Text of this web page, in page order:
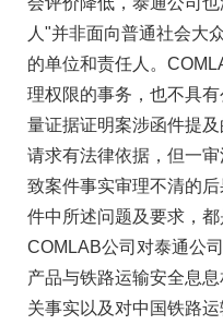
人"并非面向普通社会大
的单位和责任人。
理权限的事务，也不具
量证据证明案涉函件提
请求有法律依据，但一
致案件事实审理不清的
件中所述问题及要求，
COMLAB公司对泰通公
产品与铁路运输安全息
关事实以及对中国铁路